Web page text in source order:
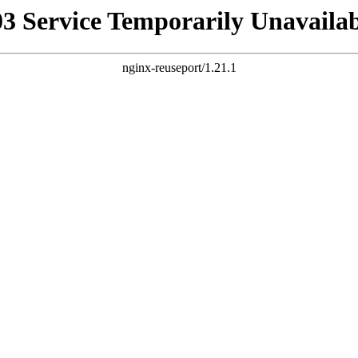
Service Temporarily
nginx-reuseport/1.21.1